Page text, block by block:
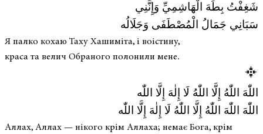
شَغِفْتُ بِطَهَ الْهَاشِمِيِّ وَإِنَّنِي
سَبَانِي جَمَالُ الْمُصْطَفَى وَجَلَالُه
Я палко кохаю Таху Хашиміта, і воістину,
краса та велич Обраного полонили мене.
اللّٰهَ اللّٰهُ إِلَّا اللّٰهُ لَا إِلٰهَ إِلَّا اللّٰه
اللّٰهَ اللّٰهَ اللّٰهُ إِلَّا اللّٰهُ لَا إِلٰهَ إِلَّا اللّٰه
Аллах, Аллах — нікого крім Аллаха; немає Бога, крім